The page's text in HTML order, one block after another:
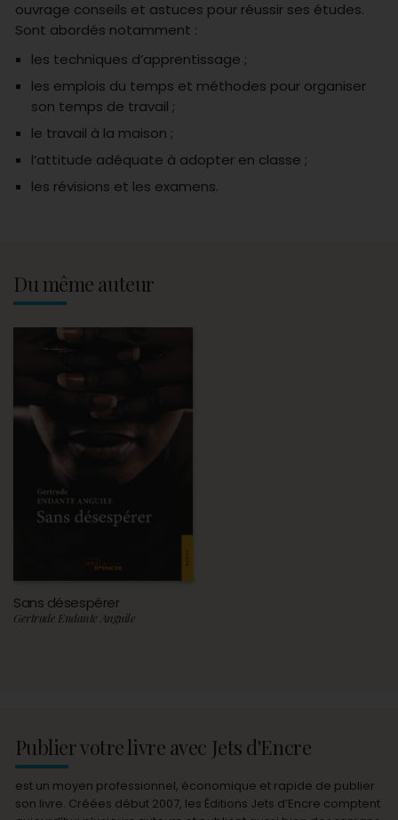
ouvrage conseils et astuces pour réussir ses études.
Sont abordés notamment :
les techniques d’apprentissage ;
les emplois du temps et méthodes pour organiser
son temps de travail ;
le travail à la maison ;
l’attitude adéquate à adopter en classe ;
les révisions et les examens.
Du même auteur
Sans désespérer
Gertrude Endante Anguile
Publier votre livre avec Jets d'Encre
est un moyen professionnel, économique et rapide de publier
son livre. Créées début 2007, les Éditions Jets d’Encre comptent